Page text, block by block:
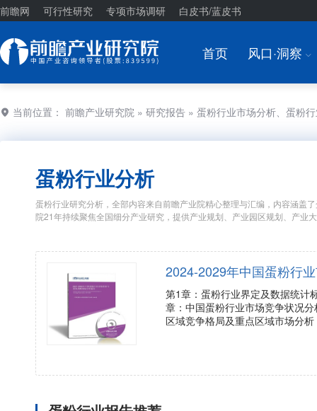
前瞻网 可行性研究 专项市场调研 白皮书/蓝皮书
首页 风口·洞察 I
当前位置： 前瞻产业研究院 » 研究报告 » 蛋粉行业市场分析、蛋粉
蛋粉行业分析
蛋粉行业研究分析，全部内容来自前瞻产业院精心整理与汇编，内容涵盖
院21年持续聚焦全国细分产业研究，提供产业规划、产业园区规划、产业
2024-2029年中国蛋粉行
第1章：蛋粉行业界定及数据统计
章：中国蛋粉行业市场竞争状况
区域竞争格局及重点区域市场分